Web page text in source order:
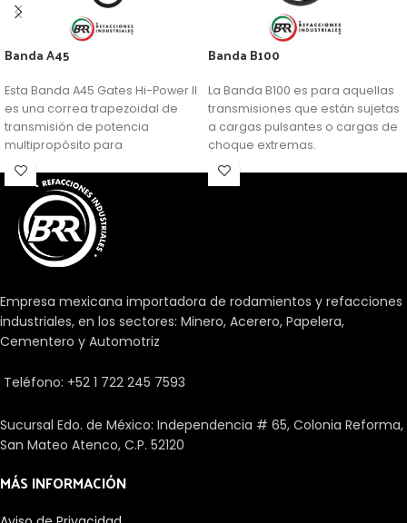
Banda A45
Esta Banda A45 Gates Hi-Power II
es una correa trapezoidal de
transmisión de potencia
multipropósito para
aplicaciones generalizadas.
Banda B100
La Banda B100 es para aquellas
transmisiones que están sujetas
a cargas pulsantes o cargas de
choque extremas.
Empresa mexicana importadora de rodamientos y refacciones
industriales, en los sectores: Minero, Acerero, Papelera,
Cementero y Automotriz
Teléfono: +52 1 722 245 7593
Sucursal Edo. de México: Independencia # 65, Colonia Reforma,
San Mateo Atenco, C.P. 52120
MÁS INFORMACIÓN